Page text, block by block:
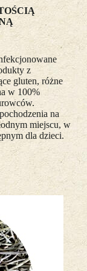
z
gluten, różne
w 100%
na
miejscu, w
dla dzieci.